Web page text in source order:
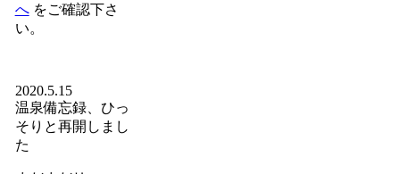
へをご確認下さ
い。
2020.5.15
温泉備忘録、ひっ
そりと再開しまし
た